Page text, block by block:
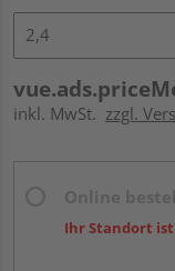
inkl. MwSt. zzgl.
Ihr Standort